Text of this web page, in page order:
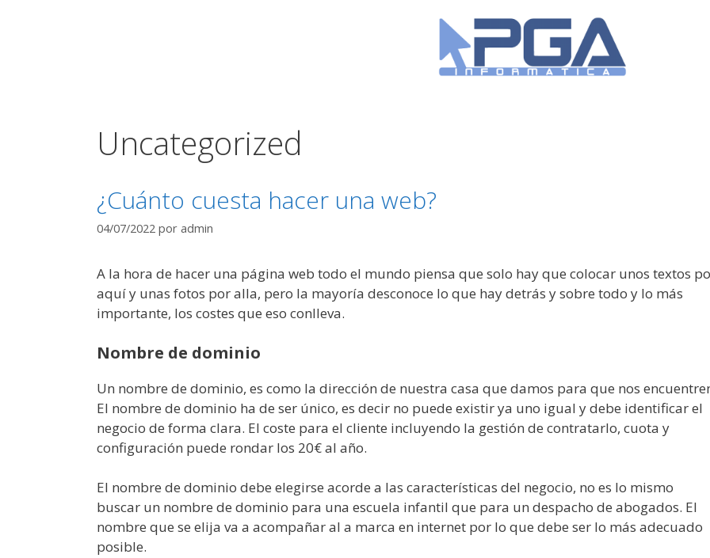
Uncategorized
¿Cuánto cuesta hacer una web?
04/07/2022 por admin
A la hora de hacer una página web todo el mundo piensa que solo hay que colocar unos textos
aquí y unas fotos por alla, pero la mayoría desconoce lo que hay detrás y sobre todo y lo más
importante, los costes que eso conlleva.
Nombre de dominio
Un nombre de dominio, es como la dirección de nuestra casa que damos para que nos
El nombre de dominio ha de ser único, es decir no puede existir ya uno igual y debe identificar el
negocio de forma clara. El coste para el cliente incluyendo la gestión de contratarlo, cuota y
configuración puede rondar los 20€ al año.
El nombre de dominio debe elegirse acorde a las características del negocio, no es lo mismo
buscar un nombre de dominio para una escuela infantil que para un despacho de abogados. El
nombre que se elija va a acompañar al a marca en internet por lo que debe ser lo más adecuado
posible.